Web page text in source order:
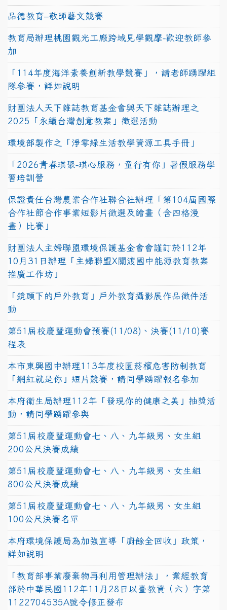
品德教育–敬師藝文競賽
教育局辦理桃園觀光工廠跨域見學觀摩-歡迎教師參
加
「114年度海洋素養創新教學競賽」，請老師踴躍組
隊參賽，詳如說明
財團法人天下雜誌教育基金會與天下雜誌辦理之
2025「永續台灣創意教案」徵選活動
環境部製作之「淨零綠生活教學資源工具手冊」
「2026青春琪聚-琪心服務，童行有你」暑假服務學
習培訓營
保證責任台灣農業合作社聯合社辦理「第104屆國際
合作社節合作事業短影片徵選及繪畫（含四格漫
畫）比賽」
財團法人主婦聯盟環境保護基金會會謹訂於112年
10月31日辦理「主婦聯盟X關渡國中能源教育教案
推廣工作坊」
「鏡頭下的戶外教育」戶外教育攝影展作品徵件活
動
第51屆校慶暨運動會預賽(11/08)、決賽(11/10)賽
程表
本市東興國中辦理113年度校園菸檳危害防制教育
「網紅就是你」短片競賽，請同學踴躍報名參加
本府衛生局辦理112年「發現你的健康之美」抽獎活
動，請同學踴躍參與
第51屆校慶暨運動會七、八、九年級男、女生組
200公尺決賽成績
第51屆校慶暨運動會七、八、九年級男、女生組
800公尺決賽成績
第51屆校慶暨運動會七、八、九年級男、女生組
100公尺決賽名單
本府環境保護局為加強宣導「廚餘全回收」政策，
詳如說明
「教育部事業廢棄物再利用管理辦法」，業經教育
部於中華民國112年11月28日以臺教資（六）字第
1122704535A號令修正發布